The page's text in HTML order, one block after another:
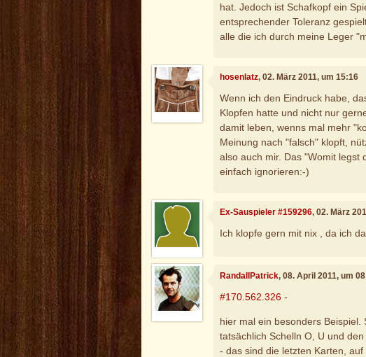
hat. Jedoch ist Schafkopf ein
entsprechender Toleranz
alle die ich durch meine Leger
hosenlatz, 02. März 2011, um 15:16
Wenn ich den Eindruck habe,
Klopfen hatte und nicht nur
damit leben, wenns mal mehr
Meinung nach "falsch" klopft,
also auch mir. Das "Womit legst
einfach ignorieren:-)
Ex-Sauspieler #159296, 02. März
Ich klopfe gern mit nix , da ich
RandallPatrick, 08. April 2011, um
#170.562.326 -
hier mal ein besonders Beispiel.
tatsächlich Schelln O, U und
- das sind die letzten Karten,